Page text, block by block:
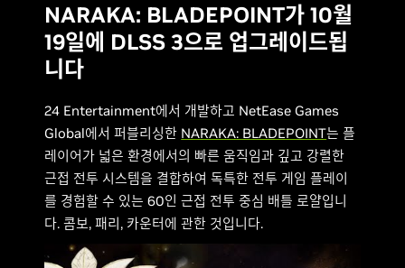
NARAKA: BLADEPOINT가 10월
19일에 DLSS 3으로 업그레이드됩
니다
24 Entertainment에서 개발하고 NetEase Games
Global에서 퍼블리싱한 NARAKA: BLADEPOINT는 플
레이어가 넓은 환경에서의 빠른 움직임과 깊고 강렬한
근접 전투 시스템을 결합하여 독특한 전투 게임 플레이
를 경험할 수 있는 60인 근접 전투 중심 배틀 로얄입니
다. 콤보, 패리, 카운터에 관한 것입니다.